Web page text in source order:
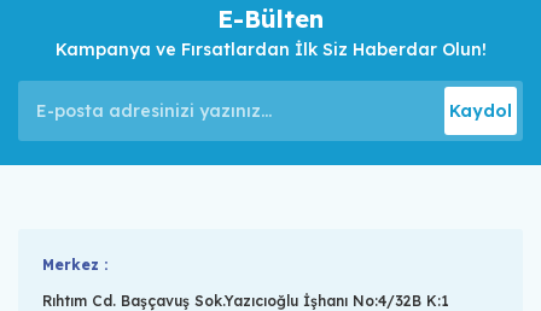
E-Bülten
Kampanya ve Fırsatlardan İlk Siz Haberdar Olun!
Kaydol
Merkez :
Rıhtım Cd. Başçavuş Sok.Yazıcıoğlu İşhanı No:4/32B K:1